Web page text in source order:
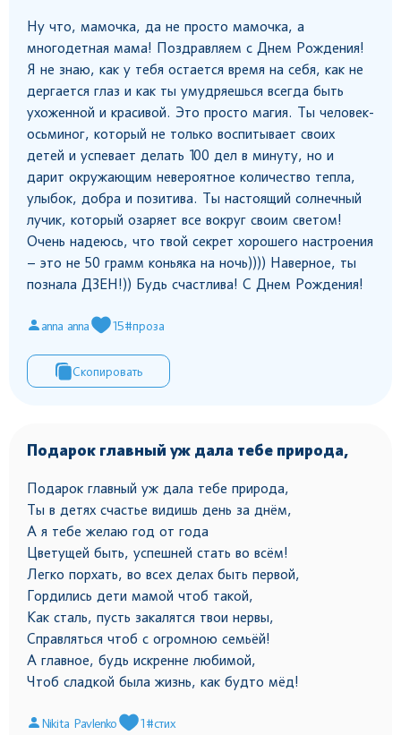
Ну что, мамочка, да не просто мамочка, а
многодетная мама! Поздравляем с Днем Рождения!
Я не знаю, как у тебя остается время на себя, как не
дергается глаз и как ты умудряешься всегда быть
ухоженной и красивой. Это просто магия. Ты человек-
осьминог, который не только воспитывает своих
детей и успевает делать 100 дел в минуту, но и
дарит окружающим невероятное количество тепла,
улыбок, добра и позитива. Ты настоящий солнечный
лучик, который озаряет все вокруг своим светом!
Очень надеюсь, что твой секрет хорошего настроения
– это не 50 грамм коньяка на ночь)))) Наверное, ты
познала ДЗЕН!)) Будь счастлива! С Днем Рождения!
anna anna 15#проза
Скопировать
Подарок главный уж дала тебе природа,
Подарок главный уж дала тебе природа,
Ты в детях счастье видишь день за днём,
А я тебе желаю год от года
Цветущей быть, успешней стать во всём!
Легко порхать, во всех делах быть первой,
Гордились дети мамой чтоб такой,
Как сталь, пусть закалятся твои нервы,
Справляться чтоб с огромною семьёй!
А главное, будь искренне любимой,
Чтоб сладкой была жизнь, как будто мёд!
Nikita Pavlenko 1#стих